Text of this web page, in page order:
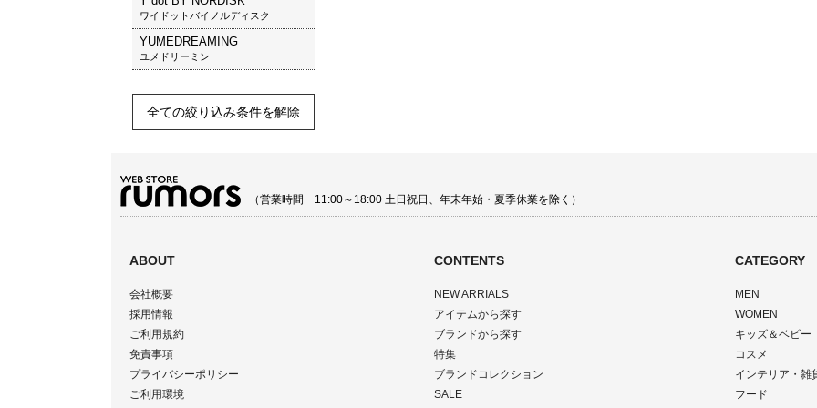
ワイドットバイノルディスク
YUMEDREAMING
ユメドリーミン
全ての絞り込み条件を解除
（営業時間 11:00～18:00 土日祝日、年末年始・夏季休業を除く）
ABOUT
会社概要
採用情報
ご利用規約
免責事項
プライバシーポリシー
ご利用環境
CONTENTS
NEW ARRIALS
アイテムから探す
ブランドから探す
特集
ブランドコレクション
SALE
CATEGORY
MEN
WOMEN
キッズ＆ベビー
コスメ
インテリア・雑
フード